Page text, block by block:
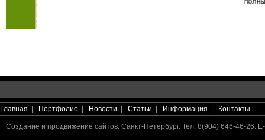
Главная | Портфолио | Новости | Статьи | Информация | Контакты
Создание и продвижение сайтов. Санкт-Петербург. Тел. 8(904) 646-46-26.